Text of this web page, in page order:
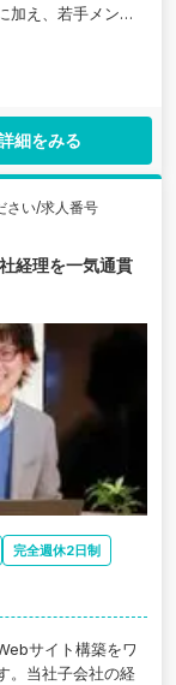
加え、若手メンバ
ントまで幅広くお
細をみる
さい/求人番号
経理を一気通貫
完全週休2日制
サイト構築をワ
。当社子会社の経